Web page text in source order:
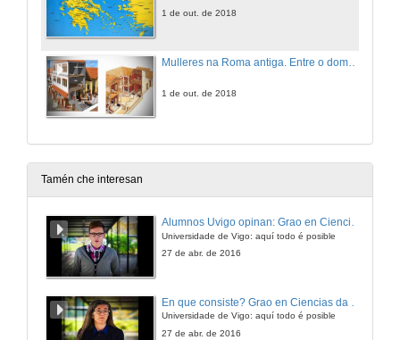
1 de out. de 2018
1 de out. de 2018
Tamén che interesan
Alumnos Uvigo opinan: Grao en Ciencias da Linguaxe e Estudos Literarios
Universidade de Vigo: aquí todo é posible
27 de abr. de 2016
Universidade de Vigo: aquí todo é posible
27 de abr. de 2016